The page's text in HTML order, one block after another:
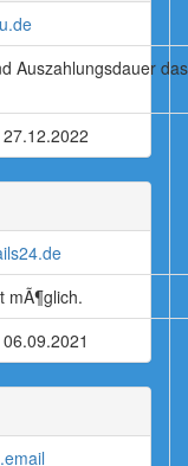
Auszahlungsdauer
27.12.2022
mÃ¶glich.
06.09.2021